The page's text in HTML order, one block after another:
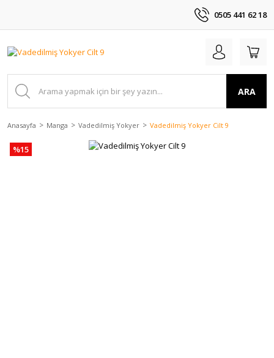
0505 441 62 18
ARA
Anasayfa Manga Vadedilmiş Yokyer Vadedilmiş Yokyer Cilt 9
%15